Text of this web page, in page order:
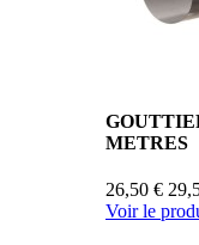
METRES
26,50 €
Voir le